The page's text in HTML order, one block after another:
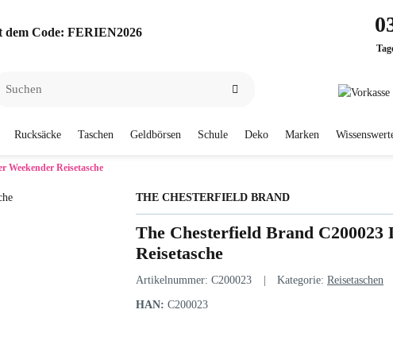
dem Code: FERIEN2026
Rucksäcke Taschen Geldbörsen Schule Deko Marken
Weekender Reisetasche
THE CHESTERFIELD BRAND
The Chesterfield Brand C200023
Reisetasche
Artikelnummer: C200023 Kategorie: Reisetaschen
HAN: C200023